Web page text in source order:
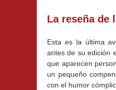
La reseña de
Esta es la última
antes de su edición
que aparecen
un pequeño
con el humor